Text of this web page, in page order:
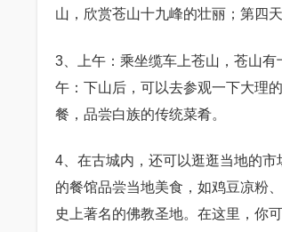
山，欣赏苍山十九峰的壮丽；第四
3、上午：乘坐缆车上苍山，苍山
午：下山后，可以去参观一下大理
餐，品尝白族的传统菜肴。
4、在古城内，还可以逛逛当地的
的餐馆品尝当地美食，如鸡豆凉粉
史上著名的佛教圣地。在这里，你